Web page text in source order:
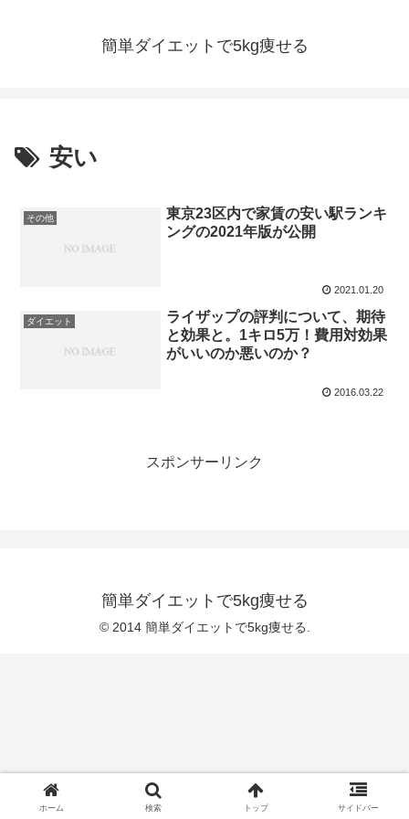
簡単ダイエットで5kg痩せる
安い
その他
東京23区内で家賃の安い駅ランキ
ングの2021年版が公開
2021.01.20
ダイエット
ライザップの評判について、期待
と効果と。1キロ5万！費用対効果
がいいのか悪いのか？
2016.03.22
スポンサーリンク
簡単ダイエットで5kg痩せる
© 2014 簡単ダイエットで5kg痩せる.
ホーム 検索 トップ サイドバー